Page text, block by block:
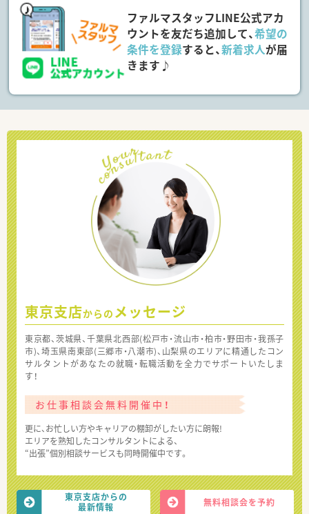
ファルマスタッフLINE公式アカ
ウントを友だち追加して、希望の
条件を登録すると、新着求人が届
きます♪
東京支店からの メッセージ
東京都、茨城県、千葉県北西部(松戸市・流山市・柏市・野田市・我孫子
市)、埼玉県南東部(三郷市・八潮市)、山梨県のエリアに精通したコン
サルタントがあなたの就職・転職活動を全力でサポートいたしま
す！
お仕事相談会無料開催中！
更に、お忙しい方やキャリアの棚卸がしたい方に朗報!
エリアを熟知したコンサルタントによる、
“出張”個別相談サービスも同時開催中です。
東京支店からの
最新情報
無料相談会を予約